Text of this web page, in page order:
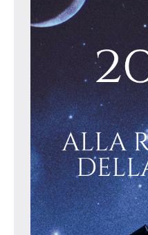
oroscopo
ariete
oroscopo
oroscopo
astroparade
2025
oroscopo
bilancia
2025
oroscopo
cancro